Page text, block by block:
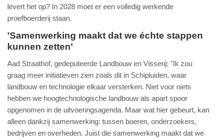
levert het op? In 2028 moet er een volledig werkende
proefboerderij staan.
'Samenwerking maakt dat we échte stappen
kunnen zetten'
Aad Straathof, gedeputeerde Landbouw en Visserij: "Ik zou
graag meer initiatieven zien zoals dit in Schipluiden, waar
landbouw en technologie elkaar versterken. Niet voor niets
hebben we hoogtechnologische landbouw als apart spoor
opgenomen in de uitvoeringsagenda. Maar wat hier gebeurt, kan
alleen dankzij samenwerking: tussen boeren, onderzoekers,
bedrijven en overheden. Juist die samenwerking maakt dat we